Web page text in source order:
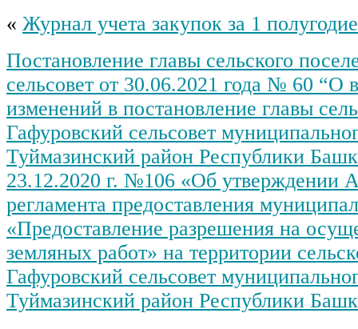
« Журнал учета закупок за 1
Постановление главы сельского
сельсовет от 30.06.2021 года № 60 “О
изменений в постановление главы
Гафуровский сельсовет
Туймазинский район Республики
23.12.2020 г. №106 «Об утверждении
регламента предоставления
«Предоставление разрешения на
земляных работ» на территории
Гафуровский сельсовет
Туймазинский район Республики